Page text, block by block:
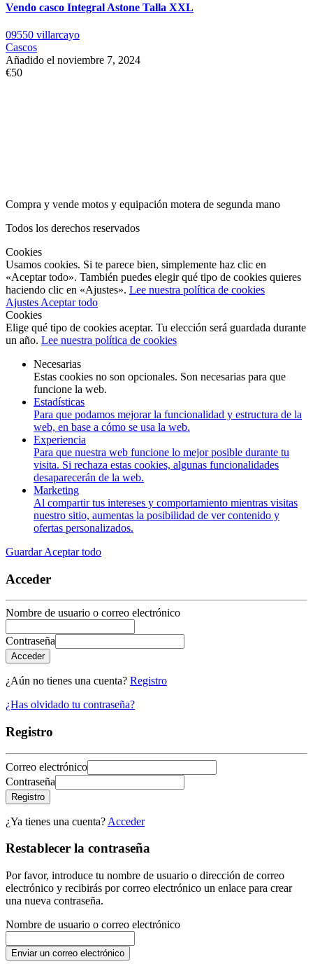
Vendo casco Integral Astone Talla XXL
09550 villarcayo
Cascos
Añadido el noviembre 7, 2024
€50
Compra y vende motos y equipación motera de segunda mano
Todos los derechos reservados
Cookies
Usamos cookies. Si te parece bien, simplemente haz clic en
«Aceptar todo». También puedes elegir qué tipo de cookies quieres
haciendo clic en «Ajustes». Lee nuestra política de cookies
Ajustes Aceptar todo
Cookies
Elige qué tipo de cookies aceptar. Tu elección será guardada durante
un año. Lee nuestra política de cookies
Necesarias
Estas cookies no son opcionales. Son necesarias para que
funcione la web.
Estadísticas
Para que podamos mejorar la funcionalidad y estructura de la
web, en base a cómo se usa la web.
Experiencia
Para que nuestra web funcione lo mejor posible durante tu
visita. Si rechaza estas cookies, algunas funcionalidades
desaparecerán de la web.
Marketing
Al compartir tus intereses y comportamiento mientras visitas
nuestro sitio, aumentas la posibilidad de ver contenido y
ofertas personalizados.
GuardarAceptar todo
Acceder
Nombre de usuario o correo electrónico
Contraseña
Acceder
¿Aún no tienes una cuenta? Registro
¿Has olvidado tu contraseña?
Registro
Correo electrónico
Contraseña
Registro
¿Ya tienes una cuenta? Acceder
Restablecer la contraseña
Por favor, introduce tu nombre de usuario o dirección de correo
electrónico y recibirás por correo electrónico un enlace para crear
una nueva contraseña.
Nombre de usuario o correo electrónico
Enviar un correo electrónico